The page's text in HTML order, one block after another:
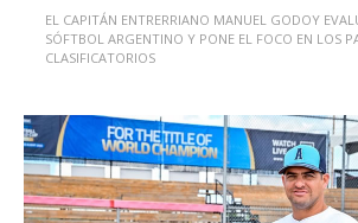
EL CAPITÁN ENTRERRIANO MANUEL GODOY
SÓFTBOL ARGENTINO Y PONE EL FOCO EN LOS
CLASIFICATORIOS